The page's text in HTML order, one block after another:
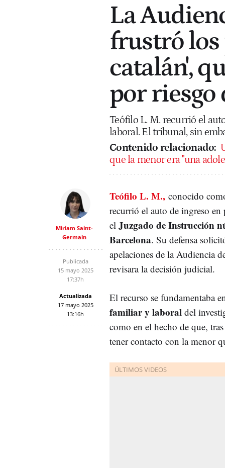
La
frustró los
catalán',
por
Teófilo L. M. recurrió el
laboral. El tribunal, sin
Contenido relacionado:
que la menor era "una
Miriam Saint-
Germain
Publicada
15 mayo 2025
17:37h
Actualizada
17 mayo 2025
13:16h
Teófilo L. M., conocido
recurrió el auto de ingreso
el Juzgado de Instrucción
Barcelona. Su defensa
apelaciones de la Audiencia
revisara la decisión judicial.
El recurso se fundamentaba
familiar y laboral del
como en el hecho de que,
tenercontacto con lamenor